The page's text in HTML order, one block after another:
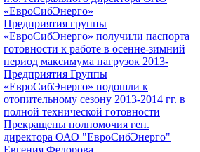
«ЕвроСибЭнерго»
Предприятия группы
«ЕвроСибЭнерго» получили паспорта
готовности к работе в осенне-зимний
период максимума нагрузок 2013-
Предприятия Группы
«ЕвроСибЭнерго» подошли к
отопительному сезону 2013-2014 гг. в
полной технической готовности
Прекращены полномочия ген.
директора ОАО "ЕвроСибЭнерго"